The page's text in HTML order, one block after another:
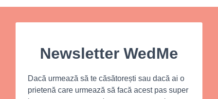
Newsletter WedMe
Dacă urmează să te căsătorești sau dacă ai o
prietenă care urmează să facă acest pas super